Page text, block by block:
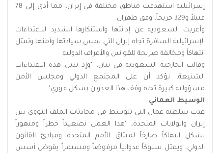
إسرائيلية استهدفت مناطق مختلفة في إيران، مما أدى إلى 78
قتيلاً و329 جريحاً، وفق طهران.
وأعربت السعودية عن إدانتها واستنكارها الشديد للاعتداءات
الإسرائيلية السافرة تجاه إيران التي تمس سيادتها وأمنها وتمثل
انتهاكاً ومخالفة صريحة للقوانين والأعراف الدولية.
وقالت الخارجية السعودية في بيان، "وإذ ندين هذه الاعتداءات
الشنيعة، نؤكد أن على المجتمع الدولي ومجلس الأمن
مسؤولية كبيرة تجاه وقف هذا العدوان بشكل فوري".
الوسيط العماني
عدت سلطنة عمان التي تتوسط في محادثات الملف النووي بين
إيران والولايات المتحدة، "هذا العمل تصعيداً خطراً ومتهوراً
يشكل انتهاكاً صارخاً لميثاق الأمم المتحدة ومبادئ القانون
الدولي، ويمثل سلوكاً عدوانياً مرفوضاً ومستمراً يقوض أسس